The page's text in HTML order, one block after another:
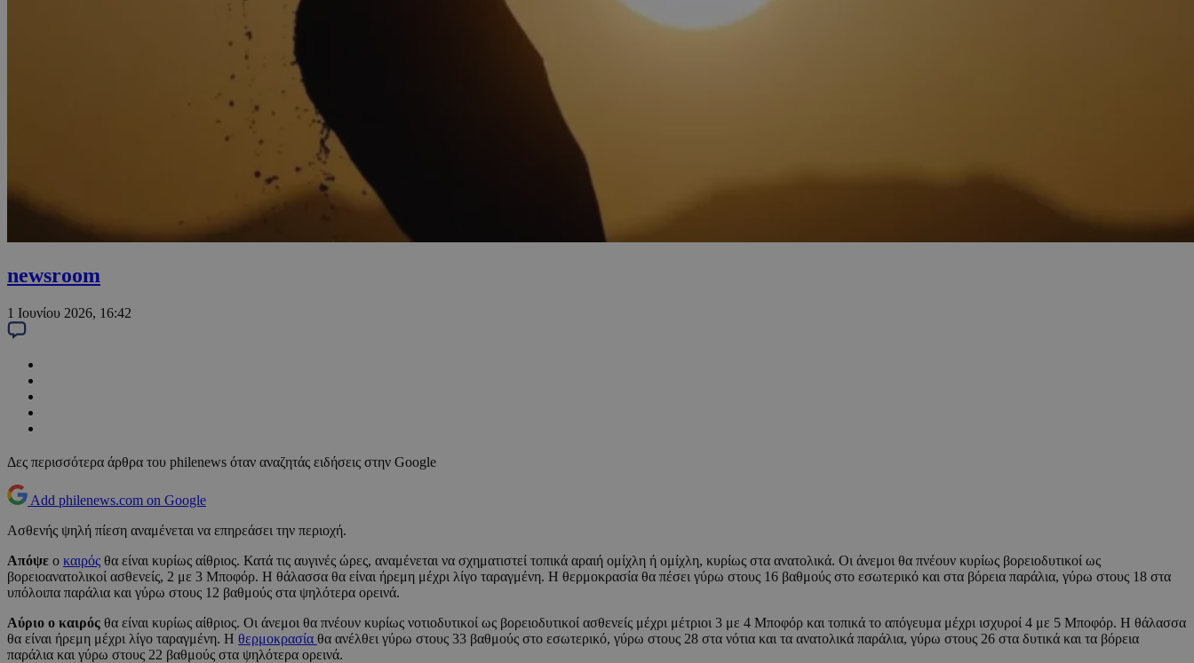
newsroom
1 Ιουνίου 2026, 16:42
Δες περισσότερα άρθρα του philenews όταν αναζητάς ειδήσεις στην Google
Add philenews.com on Google
Ασθενής ψηλή πίεση αναμένεται να επηρεάσει την περιοχή.
Απόψε ο καιρός θα είναι κυρίως αίθριος. Κατά τις αυγινές ώρες, αναμένεται να σχηματιστεί τοπικά αραιή ομίχλη ή ομίχλη, κυρίως στα ανατολικά. Οι άνεμοι θα πνέουν κυρίως βορειοδυτικοί ως
βορειοανατολικοί ασθενείς, 2 με 3 Μποφόρ. Η θάλασσα θα είναι ήρεμη μέχρι λίγο ταραγμένη. Η θερμοκρασία θα πέσει γύρω στους 16 βαθμούς στο εσωτερικό και στα βόρεια παράλια, γύρω στους 18 στα
υπόλοιπα παράλια και γύρω στους 12 βαθμούς στα ψηλότερα ορεινά.
Αύριο ο καιρός θα είναι κυρίως αίθριος. Οι άνεμοι θα πνέουν κυρίως νοτιοδυτικοί ως βορειοδυτικοί ασθενείς μέχρι μέτριοι 3 με 4 Μποφόρ και τοπικά το απόγευμα μέχρι ισχυροί 4 με 5 Μποφόρ. Η θάλασσα
θα είναι ήρεμη μέχρι λίγο ταραγμένη. Η θερμοκρασία θα ανέλθει γύρω στους 33 βαθμούς στο εσωτερικό, γύρω στους 28 στα νότια και τα ανατολικά παράλια, γύρω στους 26 στα δυτικά και τα βόρεια
παράλια και γύρω στους 22 βαθμούς στα ψηλότερα ορεινά.